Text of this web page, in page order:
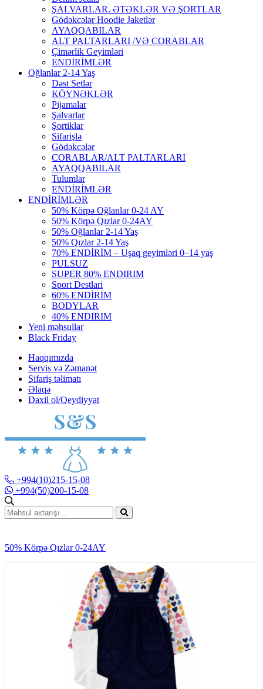
ŞALVARLAR. ƏTƏKLƏR VƏ ŞORTLAR
Gödəkcələr Hoodie Jaketlər
AYAQQABILAR
ALT PALTARLARI /VƏ CORABLAR
Çimərlik Geyimləri
ENDİRİMLƏR
Oğlanlar 2-14 Yaş
Dəst Setlər
KÖYNƏKLƏR
Pijamalar
Şalvarlar
Şortiklar
Sifarişlə
Gödəkcələr
CORABLAR/ALT PALTARLARI
AYAQQABILAR
Tulumlar
ENDİRİMLƏR
ENDİRİMLƏR
50% Körpə Oğlanlar 0-24 AY
50% Körpə Qızlar 0-24AY
50% Oğlanlar 2-14 Yaş
50% Qızlar 2-14 Yaş
70% ENDİRİM – Uşaq geyimləri 0–14 yaş
PULSUZ
SUPER 80% ENDIRIM
Sport Destlari
60% ENDİRİM
BODYLAR
40% ENDIRIM
Yeni məhsullar
Black Friday
Haqqımızda
Servis və Zəmanət
Sifariş təlimatı
Əlaqə
Daxil ol/Qeydiyyat
+994(10)215-15-08
+994(50)200-15-08
50% Körpə Qızlar 0-24AY